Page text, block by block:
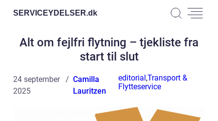
SERVICEYDELSER.dk
Alt om fejlfri flytning – tjekliste fra
start til slut
24 september
2025
Camilla
Lauritzen
editorial,Transport &
Flytteservice